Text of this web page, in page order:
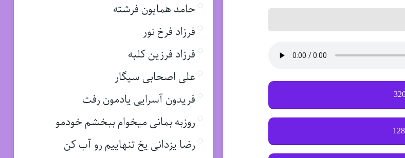
حامد همایون فرشته
فرزاد فرخ نور
فرزاد فرزین کلبه
علی اصحابی سیگار
فریدون آسرایی یادمون رفت
روزبه بمانی میخوام ببخشم خودمو
رضا یزدانی یخ تنهاییم رو آب کن